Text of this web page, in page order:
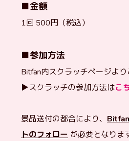
■金額
1回 500円（税込）
■参加方法
Bitfan内スクラッチページより
▶︎スクラッチの参加方法はこ
景品送付の都合により、
トのフォロー が必要となりま